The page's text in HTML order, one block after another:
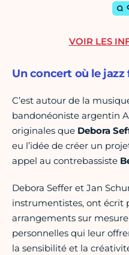
Un concert où le
C’est autour de la
bandonéoniste argentin
originales que Debora
eu l’idée de créer un
appel au contrebassiste
Debora Seffer et Jan
instrumentistes, ont écrit
arrangements sur
personnelles qui leur
la sensibilité et la
VOIR LES